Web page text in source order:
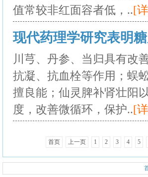
值常较非红面容者低，..[
现代药理学研究表明
川芎、丹参、当归具有改
抗凝、抗血栓等作用；蜈
擅良能；仙灵脾补肾壮阳
度，改善微循环，保护..[
首页 上一页 1 2 3 4 5